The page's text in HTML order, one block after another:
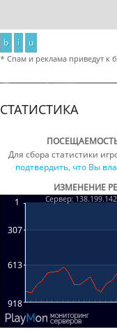
b i u
* Спам и реклама приведут к
СТАТИСТИКА
Для сбора статистики
подтвердить, что Вы
ИЗМЕНЕНИЕ